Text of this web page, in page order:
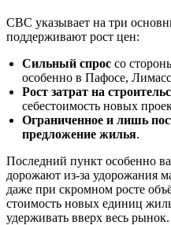
CBC указывает на три
поддерживают рост цен:
Сильный спрос со
особенно в Пафосе,
Рост затрат на
себестоимость новых
Ограниченное и лишь
предложение жилья.
Последний пункт особенно
дорожают из-за удорожания
даже при скромном росте
стоимость новых единиц
удерживать вверх весь рынок.